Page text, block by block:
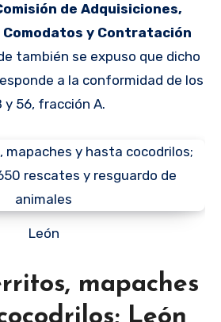
de Adquisiciones,
y Contratación
también se expuso que dicho
a la conformidad de los
56, fracción A.
León
mapaches